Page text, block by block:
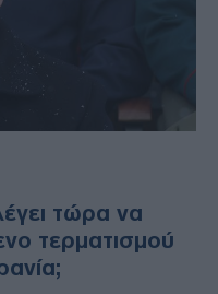
τώρα να
τερματισμού